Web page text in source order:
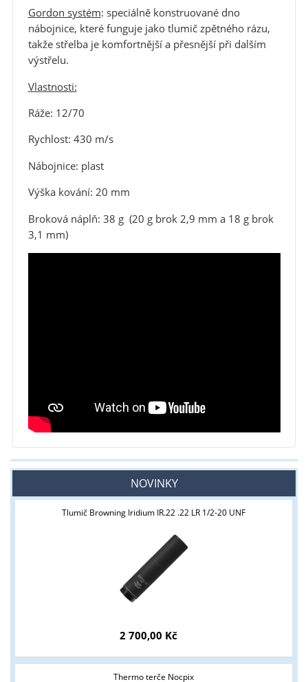
Gordon systém: speciálně konstruované dno
nábojnice, které funguje jako tlumič zpětného rázu,
takže střelba je komfortnější a přesnější při dalším
výstřelu.
Vlastnosti:
Ráže: 12/70
Rychlost: 430 m/s
Nábojnice: plast
Výška kování: 20 mm
Broková náplň: 38 g (20 g brok 2,9 mm a 18 g brok
3,1 mm)
NOVINKY
Tlumič Browning Iridium IR.22 .22 LR 1/2-20 UNF
2 700,00 Kč
Thermo terče Nocpix